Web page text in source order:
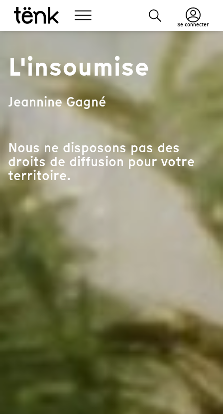
Se connecter
L'insoumise
Jeannine Gagné
Nous ne disposons pas des
droits de diffusion pour votre
territoire.